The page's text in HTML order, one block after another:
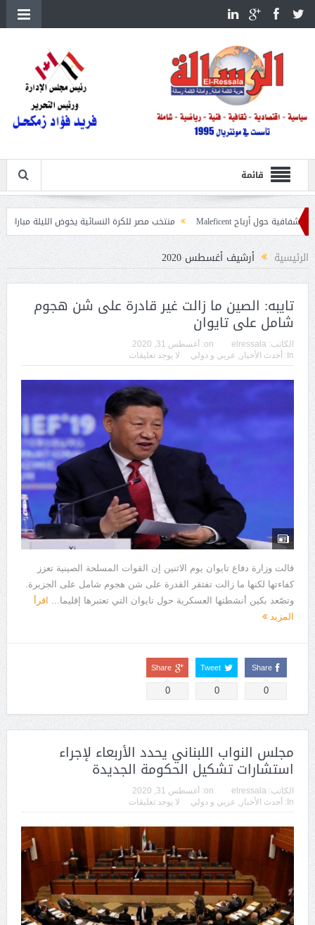
قائمة
منتخب مصر للكرة النسائية يخوض الليلة مباراة وداع أمم إفريقيا أمام
الرئيسية أرشيف أغسطس 2020
تايبه: الصين ما زالت غير قادرة على شن هجوم
شامل على تايوان
الكاتب: elressala
on:
أغسطس 31, 2020
In:
أحدث الأخبار عربي و دولي لا يوجد تعليقات
قالت وزارة دفاع تايوان يوم الاثنين إن القوات المسلحة الصينية تعزز
كفاءتها لكنها ما زالت تفتقر القدرة على شن هجوم شامل على الجزيرة.
وتصّعد بكين أنشطتها العسكرية حول تايوان التي تعتبرها إقليما... اقرأ
المزيد
Share
0
Tweet
0
Share
0
مجلس النواب اللبناني يحدد الأربعاء لإجراء
استشارات تشكيل الحكومة الجديدة
الكاتب: elressala
on:
أغسطس 31, 2020
In:
أحدث الأخبار , عربي و دولي لا يوجد تعليقات